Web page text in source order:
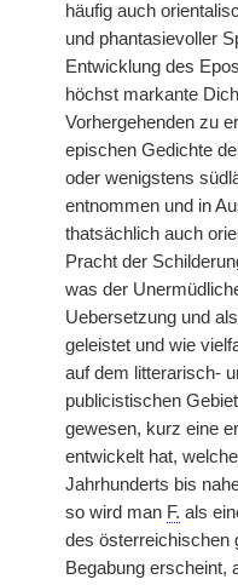
häufig auch
und phantasievoller
Entwicklung des
höchst markante
Vorhergehenden zu
epischen Gedichte
oder wenigstens
entnommen und in
thatsächlich auch
Pracht der
was der
Uebersetzung und
geleistet und wie
auf dem litterarisch-
publicistischen
gewesen, kurz eine
entwickelt hat,
Jahrhunderts bis
so wird man F. als
des österreichischen
Begabung erscheint,